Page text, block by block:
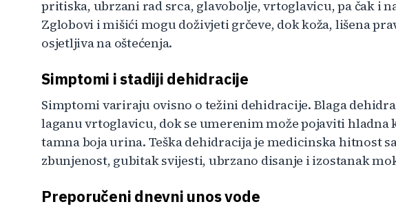
pritiska, ubrzani rad srca, glavobolje, vrtoglavicu, pa čak i
Zglobovi i mišići mogu doživjeti grčeve, dok koža, lišena
osjetljiva na oštećenja.
Simptomi i stadiji dehidracije
Simptomi variraju ovisno o težini dehidracije. Blaga
laganu vrtoglavicu, dok se umerenim može pojaviti hladna
tamna boja urina. Teška dehidracija je medicinska hitnost
zbunjenost, gubitak svijesti, ubrzano disanje i izostanak
Preporučeni dnevni unos vode